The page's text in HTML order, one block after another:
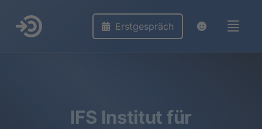
Erstgespräch
IFS Institut für